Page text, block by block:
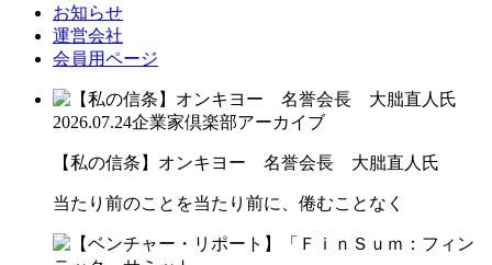
お知らせ
運営会社
会員用ページ
2026.07.24企業家倶楽部アーカイブ
【私の信条】オンキヨー 名誉会長 大朏直人氏
当たり前のことを当たり前に、倦むことなく